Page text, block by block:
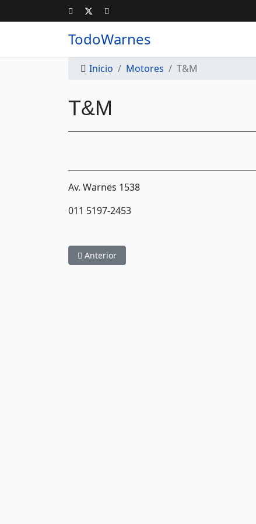
TodoWarnes
Inicio Motores T&M
T&M
Av. Warnes 1538
011 5197-2453
Artículo anterior: ST Autopartes
Anterior